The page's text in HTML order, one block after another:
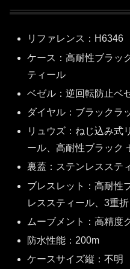
リファレンス：H6346
ケース：高耐性ブラッ
ティール
ベゼル：逆回転防止ベ
ダイヤル：ブラックラ
リュウズ：ねじ込み式
ール、高耐性ブラック
裏蓋：ステンレスステ
ブレスレット：高耐性
レススティール、3重
ムーブメント：高精度
防水性能：200m
ケースサイズ縦：不明